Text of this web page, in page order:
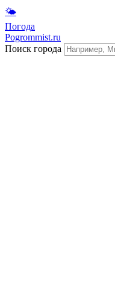
🌤
Погода
Pogrommist.ru
Поиск города